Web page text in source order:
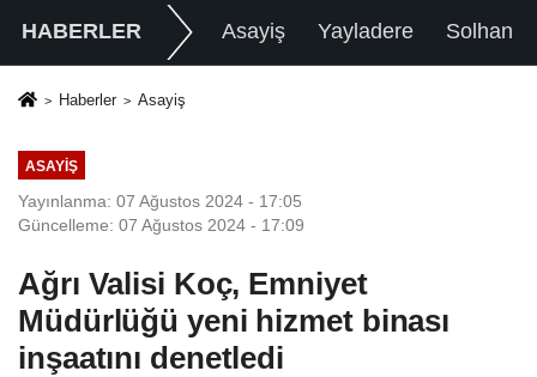
HABERLER Asayiş Yayladere Solhan
Haberler Asayiş
ASAYIŞ
Yayınlanma: 07 Ağustos 2024 - 17:05
Güncelleme: 07 Ağustos 2024 - 17:09
Ağrı Valisi Koç, Emniyet
Müdürlüğü yeni hizmet binası
inşaatını denetledi